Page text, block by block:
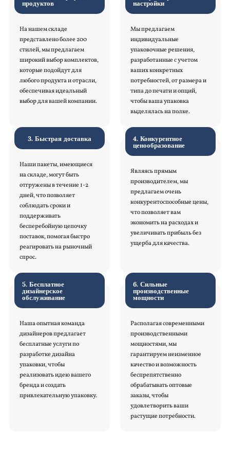
На нашем складе
представлено более 200
стилей, мы предлагаем
широкий выбор комплектов,
которые подойдут для
любого продукта и отрасли,
обеспечивая идеальный
выбор для вашей компании.
Мы предлагаем
индивидуальные
упаковочные решения,
разработанные с учетом
ваших конкретных
потребностей, от размера и
типа до печати и опций,
чтобы ваша упаковка
выделялась на полке.
3. Быстрая доставка
Наши пакеты, имеющиеся
на складе, могут быть
отгружены в течение 1-2
дней, что позволяет
соблюдать сроки и
поддерживать
бесперебойную цепочку
поставок, помогая быстро
реагировать на рыночный
спрос.
4. Конкурентное
ценообразование
Являясь прямым
производителем, мы
предлагаем очень
конкурентоспособные цены,
что позволяет вам
экономить на расходах и
увеличивать прибыль без
ущерба для качества.
5. Бесплатное
дизайнерское
обслуживание
Наша опытная команда
дизайнеров предлагает
бесплатные услуги по
разработке дизайна
упаковки, чтобы
реализовать идею вашего
бренда и создать
привлекательную упаковку.
6. Сильные
производственные
мощности
Располагая современными
производственными
мощностями, мы
гарантируем неизменное
качество и возможность
беспрепятственно
обрабатывать оптовые
заказы, чтобы
удовлетворить ваши
растущие потребности.